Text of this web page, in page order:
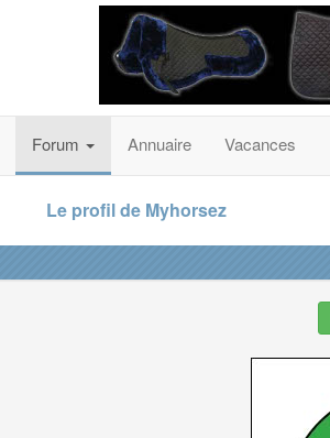
Forum Annuaire Vacances
Le profil de Myhorsez